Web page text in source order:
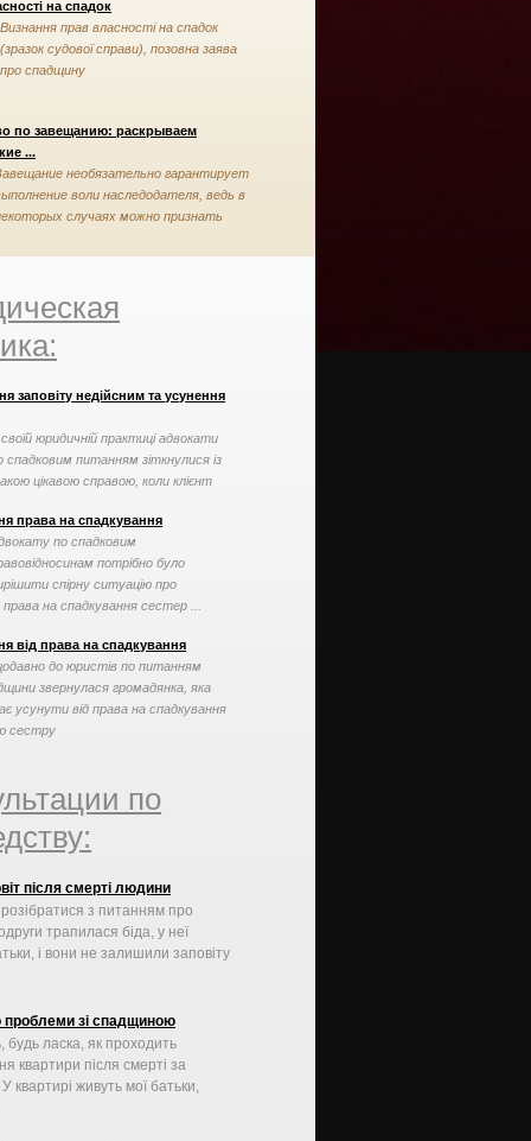
на спадок
Визнання прав власності на спадок
(зразок судової справи), позовна заява
про спадщину
по завещанию: раскрываем
...
необязательно гарантирует
воли наследодателя, ведь в
случаях можно признать
заповіту недійсним та усунення
юридичній практиці адвокати
спадковим питанням зіткнулися із
цікавою справою, коли клієнт
права на спадкування
по спадковим
потрібно було
спірну ситуацію про
права на спадкування сестер ...
від права на спадкування
до юристів по питанням
звернулася громадянка, яка
усунути від права на спадкування
сестру
по
після смерті людини
з питанням про
трапилася біда, у неї
і вони не залишили заповіту
проблеми зі спадщиною
будь ласка, як проходить
квартири після смерті за
квартирі живуть мої батьки,